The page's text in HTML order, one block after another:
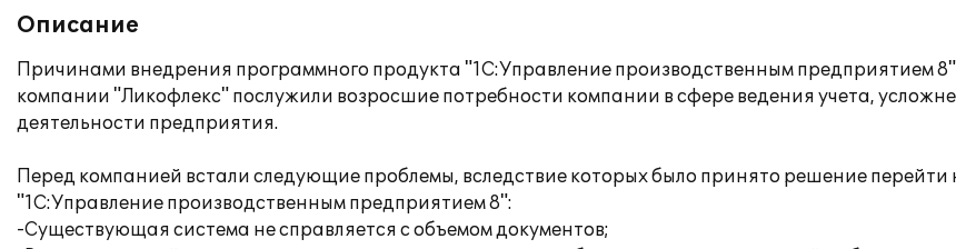
Описание
Причинами внедрения программного продукта "1С:Управление производственным предприятием
компании "Ликофлекс" послужили возросшие потребности компании в сфере ведения учета,
деятельности предприятия.
Перед компанией встали следующие проблемы, вследствие которых было принято решение перейти
"1С:Управление производственным предприятием 8":
-Существующая система не справляется с объемом документов;